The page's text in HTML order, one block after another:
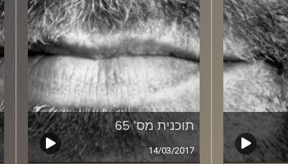
תוכנית מס' 65
14/03/2017